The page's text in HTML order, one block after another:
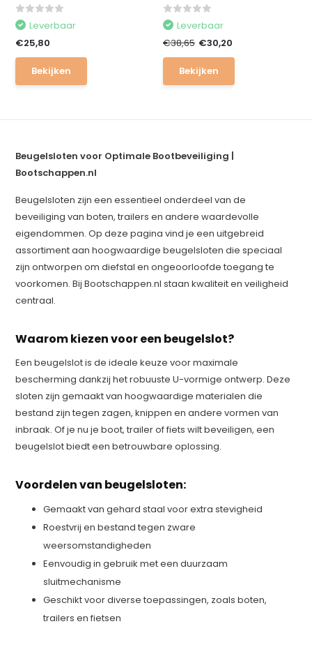
Leverbaar
€25,80
Bekijken
Leverbaar
€38,65 €30,20
Bekijken
Beugelsloten voor Optimale Bootbeveiliging |
Bootschappen.nl
Beugelsloten zijn een essentieel onderdeel van de
beveiliging van boten, trailers en andere waardevolle
eigendommen. Op deze pagina vind je een uitgebreid
assortiment aan hoogwaardige beugelsloten die speciaal
zijn ontworpen om diefstal en ongeoorloofde toegang te
voorkomen. Bij Bootschappen.nl staan kwaliteit en veiligheid
centraal.
Waarom kiezen voor een beugelslot?
Een beugelslot is de ideale keuze voor maximale
bescherming dankzij het robuuste U-vormige ontwerp. Deze
sloten zijn gemaakt van hoogwaardige materialen die
bestand zijn tegen zagen, knippen en andere vormen van
inbraak. Of je nu je boot, trailer of fiets wilt beveiligen, een
beugelslot biedt een betrouwbare oplossing.
Voordelen van beugelsloten:
Gemaakt van gehard staal voor extra stevigheid
Roestvrij en bestand tegen zware
weersomstandigheden
Eenvoudig in gebruik met een duurzaam
sluitmechanisme
Geschikt voor diverse toepassingen, zoals boten,
trailers en fietsen